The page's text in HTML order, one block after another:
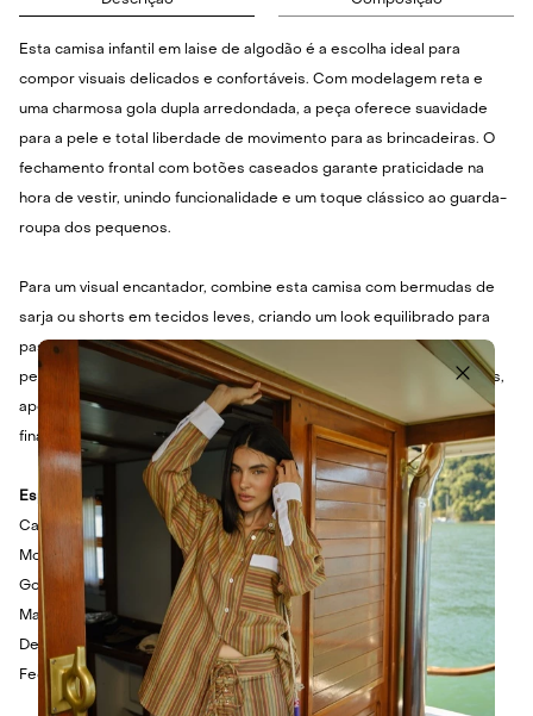
Esta camisa infantil em laise de algodão é a escolha ideal para
compor visuais delicados e confortáveis. Com modelagem reta e
uma charmosa gola dupla arredondada, a peça oferece suavidade
para a pele e total liberdade de movimento para as brincadeiras. O
fechamento frontal com botões caseados garante praticidade na
hora de vestir, unindo funcionalidade e um toque clássico ao guarda-
roupa dos pequenos.
Para um visual encantador, combine esta camisa com bermudas de
sarja ou shorts em tecidos leves, criando um look equilibrado para
passeios em família. Em dias mais amenos, a peça harmoniza
perfeitamente com cardigãs ou casaquinhos sobrepostos. Nos pés,
aposte em sandálias delicadas ou sapatilhas confortáveis para
finalizar a produção com elegância e praticidade.
Especificações Técnicas
Camisa infantil em laise de algodão
Modelagem reta
Gola dupla arredondada
Mangas curtas
Detalhes em passamanaria
Fechamento frontal por botões caseados